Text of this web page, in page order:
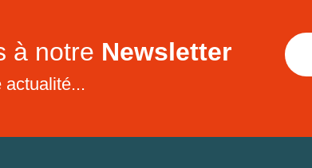
à notre Newsletter
actualité...